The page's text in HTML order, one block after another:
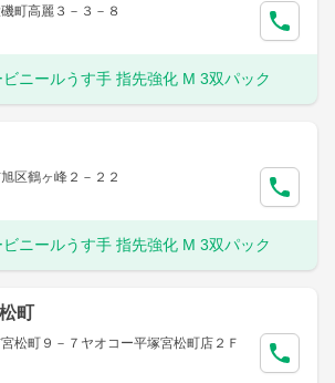
町高麗３－３－８
ニールうす手 指先強化 M 3双パック
区鶴ヶ峰２－２２
ニールうす手 指先強化 M 3双パック
町
松町９－７ヤオコー平塚宮松町店２Ｆ